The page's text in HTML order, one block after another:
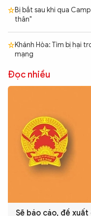
Bị bắt sau khi qua
thân"
Khánh Hòa: Tìm bị hại
mạng
Đọc nhiều
Sẽ báo cáo, đề